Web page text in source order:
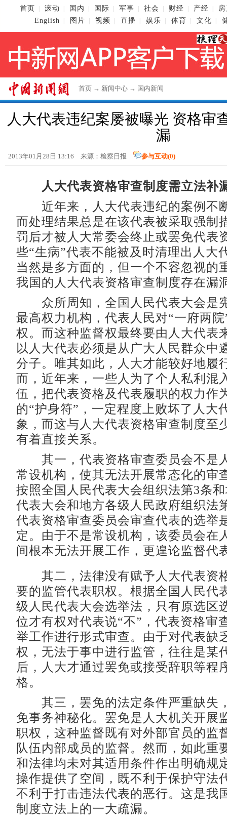
首页 滚动 国内 国际 军事 社会 财经 产经
English
图片 视频 直播 娱乐 体育 文化
首页 → 新闻中心 → 国内新闻
人大代表违纪案屡被曝光 资格审
漏
2013年01月28日 13:16 来源：检察日报 参与互动(0)
人大代表资格审查制度需立法补
近年来，人大代表违纪的案例不
而处理结果总是在该代表被采取强制
罚后才被人大常委会终止或罢免代表
些“生病”代表不能被及时清理出人大
当然是多方面的，但一个不容忽视的
我国的人大代表资格审查制度存在漏
众所周知，全国人民代表大会是
最高权力机构，代表人民对“一府两
权。而这种监督权最终要由人大代表
以人大代表必须是从广大人民群众中
分子。唯其如此，人大才能较好地履
而，近年来，一些人为了个人私利混
伍，把代表资格及代表履职的权力作
的“护身符”，一定程度上败坏了人大
象，而这与人大代表资格审查制度至
有着直接关系。
其一，代表资格审查委员会不是
常设机构，使其无法开展常态化的审
按照全国人民代表大会组织法第3条
代表大会和地方各级人民政府组织法
代表资格审查委员会审查代表的选举
定。由于不是常设机构，该委员会在
间根本无法开展工作，更遑论监督代
其二，法律没有赋予人大代表资
要的监管代表职权。根据全国人民代
级人民代表大会选举法，只有原选区
位才有权对代表说“不”，代表资格审
举工作进行形式审查。由于对代表缺
权，无法于事中进行监管，往往是某
后，人大才通过罢免或接受辞职等程
格。
其三，罢免的法定条件严重缺失
免事务神秘化。罢免是人大机关开展
职权，这种监督既有对外部官员的监
队伍内部成员的监督。然而，如此重
和法律均未对其适用条件作出明确规
操作提供了空间，既不利于保护守法
不利于打击违法代表的恶行。这是我
制度立法上的一大疏漏。